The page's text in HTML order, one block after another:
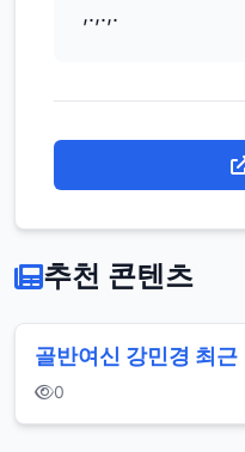
,.,.,.
추천 콘텐츠
골반여신 강민경 최근
0